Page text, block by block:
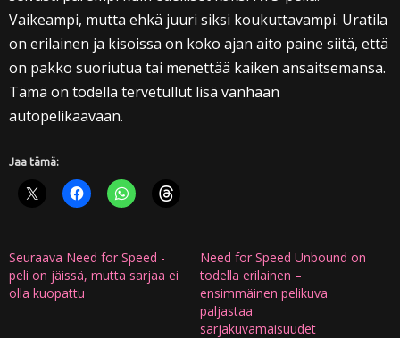
Vaikeampi, mutta ehkä juuri siksi koukuttavampi. Uratila
on erilainen ja kisoissa on koko ajan aito paine siitä, että
on pakko suoriutua tai menettää kaiken ansaitsemansa.
Tämä on todella tervetullut lisä vanhaan
autopelikaavaan.
Jaa tämä:
Seuraava Need for Speed -
peli on jäissä, mutta sarjaa ei
olla kuopattu
Need for Speed Unbound on
todella erilainen –
ensimmäinen pelikuva
paljastaa
sarjakuvamaisuudet